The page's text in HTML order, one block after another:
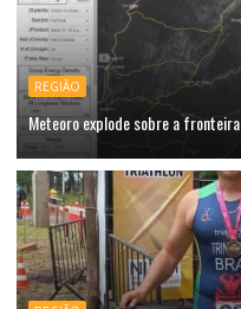
REGIÃO
Meteoro explode sobre a